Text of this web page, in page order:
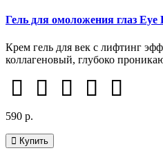
Гель для омоложения глаз Eye
Крем гель для век с лифтинг
коллагеновый, глубоко
590 р.
Купить